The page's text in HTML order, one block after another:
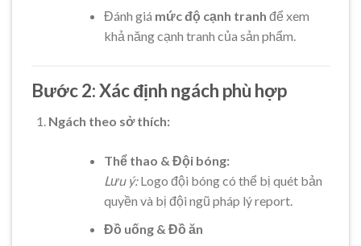
Đánh giá mức độ cạnh tranh để xem
khả năng cạnh tranh của sản phẩm.
Bước 2: Xác định ngách phù hợp
Ngách theo sở thích:
Thể thao & Đội bóng:
Lưu ý:Logo đội bóng có thể bị quét bản
quyền và bị đội ngũ pháp lý report.
Đồ uống & Đồ ăn